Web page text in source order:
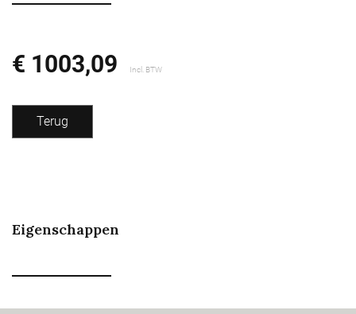
€ 1003,09 Incl. BTW
Terug
Eigenschappen